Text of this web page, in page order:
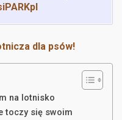
dla psów!
na lotnisko
toczy się swoim